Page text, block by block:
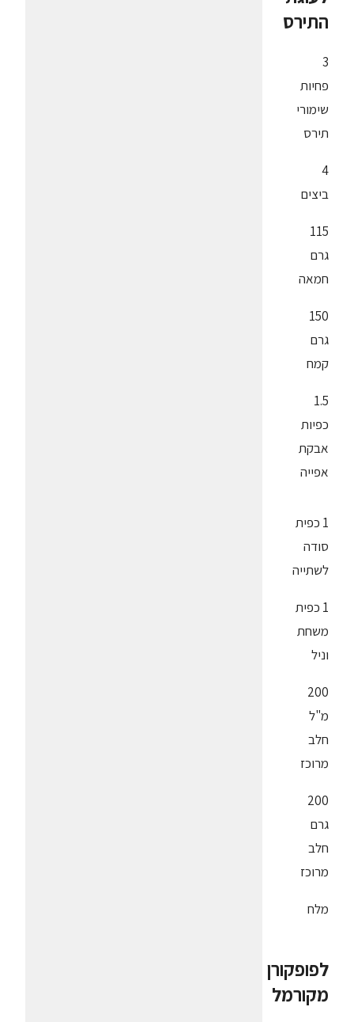
התירס
3
פחיות
שימורי
תירס
4
ביצים
115
גרם
חמאה
150
גרם
קמח
1.5
כפיות
אבקת
אפייה
1 כפית
סודה
לשתייה
1 כפית
משחת
וניל
200
מ"ל
חלב
מרוכז
200
גרם
חלב
מרוכז
מלח
לפופקורן
מקורמל